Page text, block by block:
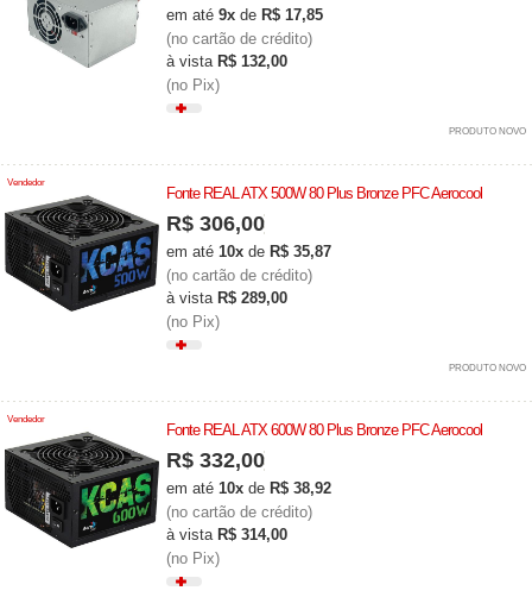
em até 9x de R$ 17,85
(no cartão de crédito)
à vista R$ 132,00
(no Pix)
PRODUTO NOVO
Vendedor
Fonte REAL ATX 500W 80 Plus Bronze PFC Aerocool
R$ 306,00
em até 10x de R$ 35,87
(no cartão de crédito)
à vista R$ 289,00
(no Pix)
PRODUTO NOVO
Vendedor
Fonte REAL ATX 600W 80 Plus Bronze PFC Aerocool
R$ 332,00
em até 10x de R$ 38,92
(no cartão de crédito)
à vista R$ 314,00
(no Pix)